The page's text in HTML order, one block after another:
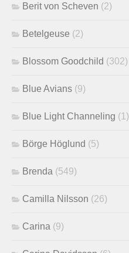
Berit von Scheven (2)
Betelgeuse (2)
Blossom Goodchild (302)
Blue Avians (9)
Blue Light Channeling (1)
Börge Höglund (5)
Brenda (549)
Camilla Nilsson (26)
Carina (9)